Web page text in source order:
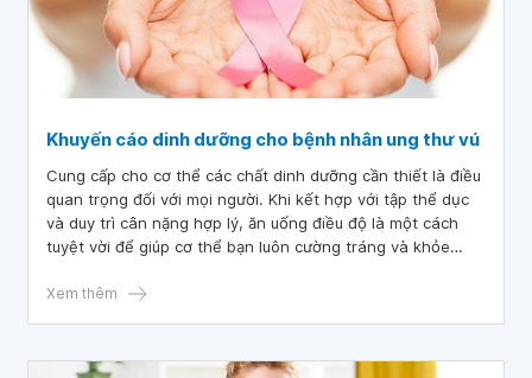
Khuyến cáo dinh dưỡng cho bệnh nhân ung thư vú
Cung cấp cho cơ thể các chất dinh dưỡng cần thiết là điều
quan trọng đối với mọi người. Khi kết hợp với tập thể dục
và duy trì cân nặng hợp lý, ăn uống điều độ là một cách
tuyệt vời để giúp cơ thể bạn luôn cường tráng và khỏe
điều trị ung thư vú trong quá khứ, việc ăn uống đầy đủ là
ung thư vú, cách ăn uống lành mạnh, ăn gì và như thế nào
Xem thêm